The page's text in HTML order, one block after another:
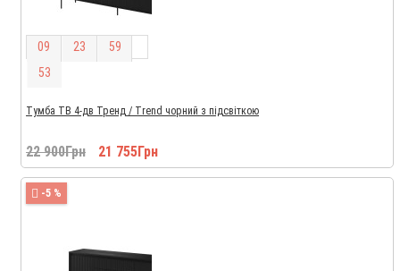
09 23 59
52
Тумба ТВ 4-дв Тренд / Trend чорний з підсвіткою
22 900Грн 21 755Грн
-5 %